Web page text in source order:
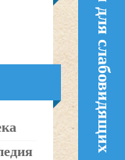
Версия для слабовидящих